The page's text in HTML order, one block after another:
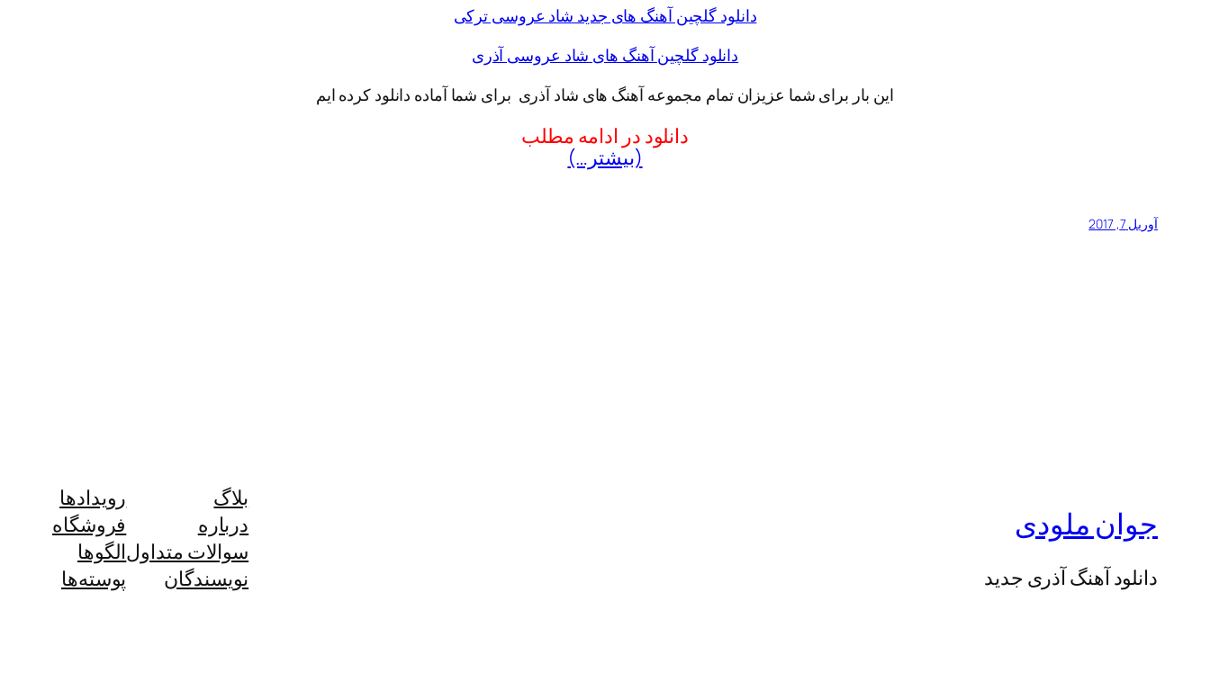
دانلود گلچین آهنگ های جدید شاد عروسی ترکی
دانلود گلچین آهنگ های شاد عروسی آذری
این بار برای شما عزیزان تمام مجموعه آهنگ های شاد آذری برای شما آماده دانلود کرده ایم
دانلود در ادامه مطلب
(بیشتر…)
آوریل 7, 2017
جوان ملودی
دانلود آهنگ آذری جدید
بلاگ
درباره
سوالات متداول
نویسندگان
رویدادها
فروشگاه
الگوها
پوسته‌ها